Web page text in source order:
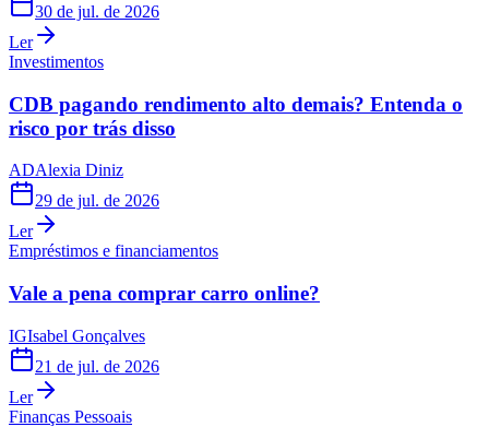
30 de jul. de 2026
Ler
Investimentos
CDB pagando rendimento alto demais? Entenda o
risco por trás disso
ADAlexia Diniz
29 de jul. de 2026
Ler
Empréstimos e financiamentos
Vale a pena comprar carro online?
IGIsabel Gonçalves
21 de jul. de 2026
Ler
Finanças Pessoais